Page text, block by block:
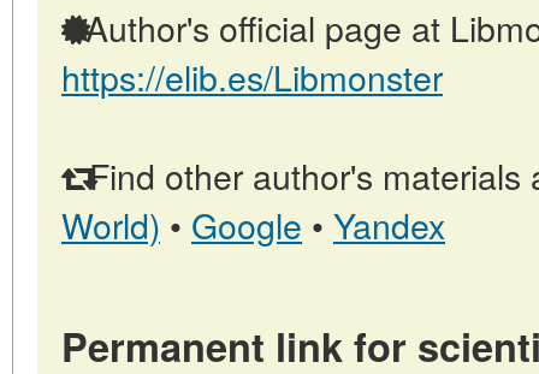
Author's official page at
https://elib.es/Libmonster
Find other author's materials
World) • Google • Yandex
Permanent link for